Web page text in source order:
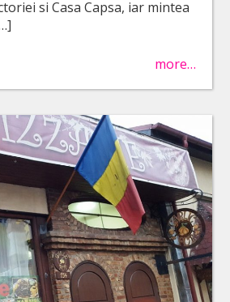
si Casa Capsa, iar mintea
more…